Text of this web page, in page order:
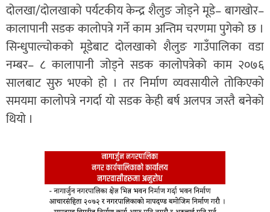
दोलखा/दोलखाको पर्यटकीय केन्द्र शैलुङ जोड्ने मूडे– बागखोर–
कालापानी सडक कालोपत्रे गर्ने काम अन्तिम चरणमा पुगेको छ ।
सिन्धुपाल्चोकको मूडेबाट दोलखाको शैलुङ गाउँपालिका वडा
नम्बर– ८ कालापानी जोड्ने सडक कालोपत्रेको काम २०७६
सालबाट सुरु भएको हो । तर निर्माण व्यवसायीले तोकिएको
समयमा कालोपत्रे नगर्दा यो सडक केही बर्ष अलपत्र जस्तै बनेको
थियो ।